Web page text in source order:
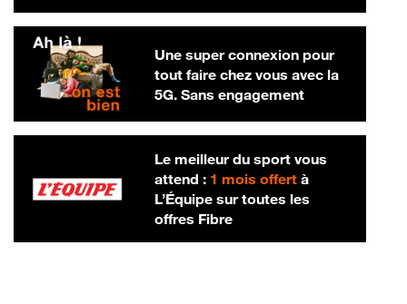
Une super connexion pour
tout faire chez vous avec la
5G. Sans engagement
Le meilleur du sport vous
attend : 1 mois offertà
L’Équipe sur toutes les
offres Fibre